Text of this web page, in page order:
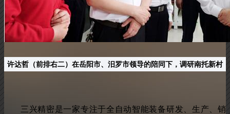
许达哲（前排右二）在岳阳市、汨罗市领导的陪同下 ， 调研南托新村
三兴精密是一家专注于全自动智能装备研发、生产、销